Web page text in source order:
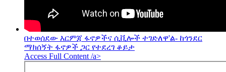
በተወሰደው እርምጃ ፋኖዎችና ሲቪሎች ተገድለዋ'ል- ከጎንደር
ማክሰኝት ፋኖዎች ጋር የተደረገ ቆይታ
Access Full Content /a>